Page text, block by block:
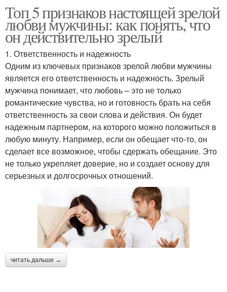
Топ 5 признаков настоящей зрелой
любви мужчины: как понять, что
он действительно зрелый
1. Ответственность и надежность
Одним из ключевых признаков зрелой любви мужчины
является его ответственность и надежность. Зрелый
мужчина понимает, что любовь – это не только
романтические чувства, но и готовность брать на себя
ответственность за свои слова и действия. Он будет
надежным партнером, на которого можно положиться в
любую минуту. Например, если он обещает что-то, он
сделает все возможное, чтобы сдержать обещание. Это
не только укрепляет доверие, но и создает основу для
серьезных и долгосрочных отношений.
читать дальше →